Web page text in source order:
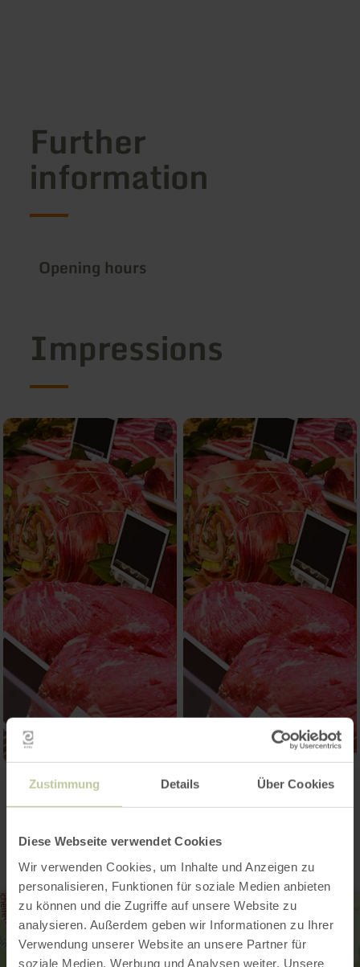
Zustimmung Details Über Cookies
Diese Webseite verwendet Cookies
Wir verwenden Cookies, um Inhalte und Anzeigen zu
personalisieren, Funktionen für soziale Medien anbieten
zu können und die Zugriffe auf unsere Website zu
analysieren. Außerdem geben wir Informationen zu Ihrer
Verwendung unserer Website an unsere Partner für
soziale Medien, Werbung und Analysen weiter. Unsere
Further
information
Opening hours
Impressions
Contact